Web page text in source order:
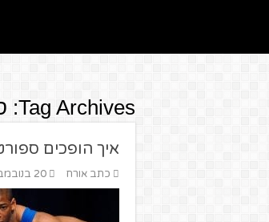
Tag Archives:
איך הופכים
כתב אורח 20 בנובמבר 2018